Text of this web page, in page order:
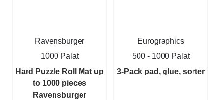
Ravensburger
1000 Palat
Hard Puzzle Roll Mat up
to 1000 pieces
Ravensburger
Eurographics
500 - 1000 Palat
3-Pack pad, glue, sorter